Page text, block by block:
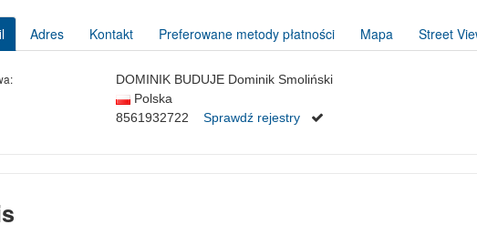
Adres Kontakt Preferowane metody płatności Mapa Street
DOMINIK BUDUJE Dominik Smoliński
Polska
8561932722 Sprawdź rejestry